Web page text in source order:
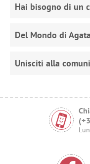
Hai bisogno di un
Del Mondo di Agata
Unisciti alla